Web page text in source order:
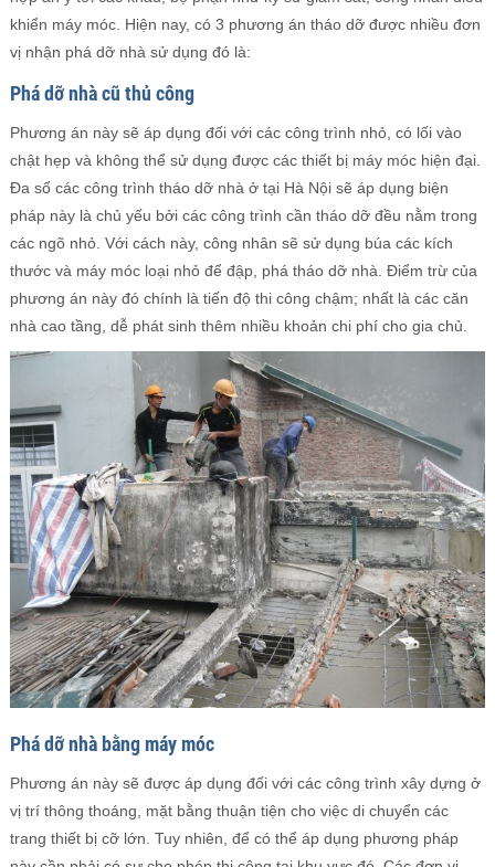
khiển máy móc. Hiện nay, có 3 phương án tháo dỡ được nhiều đơn
vị nhận phá dỡ nhà sử dụng đó là:
Phá dỡ nhà cũ thủ công
Phương án này sẽ áp dụng đối với các công trình nhỏ, có lối vào
chật hẹp và không thể sử dụng được các thiết bị máy móc hiện đại.
Đa số các công trình tháo dỡ nhà ở tại Hà Nội sẽ áp dụng biện
pháp này là chủ yếu bởi các công trình cần tháo dỡ đều nằm trong
các ngõ nhỏ. Với cách này, công nhân sẽ sử dụng búa các kích
thước và máy móc loại nhỏ để đập, phá tháo dỡ nhà. Điểm trừ của
phương án này đó chính là tiến độ thi công chậm; nhất là các căn
nhà cao tầng, dễ phát sinh thêm nhiều khoản chi phí cho gia chủ.
Phá dỡ nhà bằng máy móc
Phương án này sẽ được áp dụng đối với các công trình xây dựng ở
vị trí thông thoáng, mặt bằng thuận tiện cho việc di chuyển các
trang thiết bị cỡ lớn. Tuy nhiên, để có thể áp dụng phương pháp